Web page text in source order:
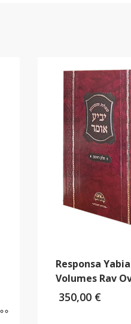
Responsa
Volumes Rav
350,00 €